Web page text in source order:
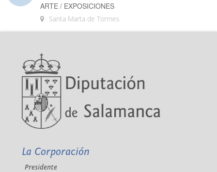
ARTE / EXPOSICIONES
Santa Marta de Tormes
La Corporación
Presidente